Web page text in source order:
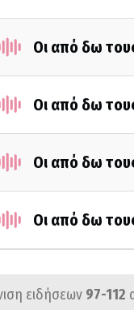
Οι από δω
Οι από δω
Οι από δω
Οι από δω
ειδήσεων 97-112